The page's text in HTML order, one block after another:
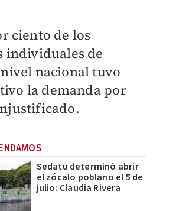
ciento de los
individuales de
nacional tuvo
la demanda por
Sedatu determinó abrir
el zócalo poblano el 5 de
julio: Claudia Rivera